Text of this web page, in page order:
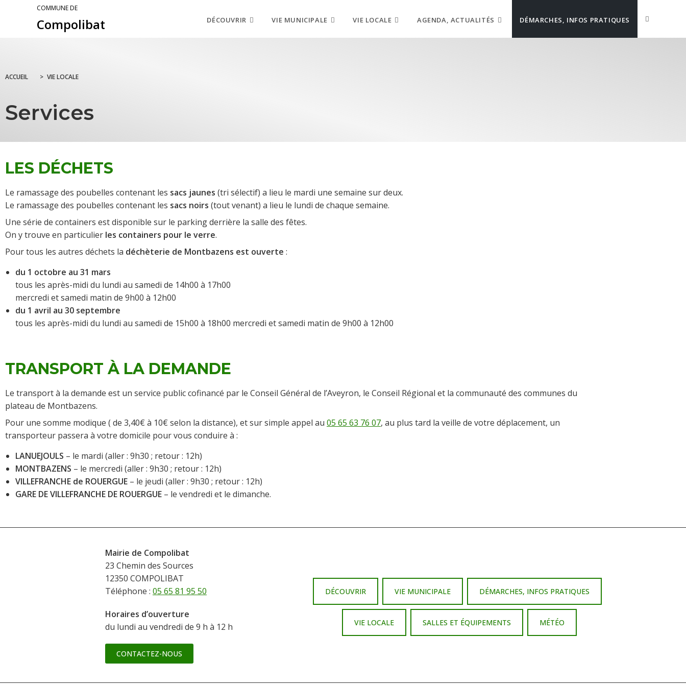
COMMUNE DE
Compolibat DÉCOUVRIR VIE MUNICIPALE VIE LOCALE AGENDA, ACTUALITÉS DÉMARCHES, INFOS PRATIQUES
ACCUEIL > VIE LOCALE
Services
LES DÉCHETS
Le ramassage des poubelles contenant les sacs jaunes (tri sélectif) a lieu le mardi une semaine sur deux.
Le ramassage des poubelles contenant les sacs noirs (tout venant) a lieu le lundi de chaque semaine.
Une série de containers est disponible sur le parking derrière la salle des fêtes.
On y trouve en particulier les containers pour le verre.
Pour tous les autres déchets la déchèterie de Montbazens est ouverte :
du 1 octobre au 31 mars
tous les après-midi du lundi au samedi de 14h00 à 17h00
mercredi et samedi matin de 9h00 à 12h00
du 1 avril au 30 septembre
tous les après-midi du lundi au samedi de 15h00 à 18h00 mercredi et samedi matin de 9h00 à 12h00
TRANSPORT À LA DEMANDE
Le transport à la demande est un service public cofinancé par le Conseil Général de l’Aveyron, le Conseil Régional et la communauté des communes du
plateau de Montbazens.
Pour une somme modique ( de 3,40€ à 10€ selon la distance), et sur simple appel au 05 65 63 76 07, au plus tard la veille de votre déplacement, un
transporteur passera à votre domicile pour vous conduire à :
LANUEJOULS – le mardi (aller : 9h30 ; retour : 12h)
MONTBAZENS – le mercredi (aller : 9h30 ; retour : 12h)
VILLEFRANCHE de ROUERGUE – le jeudi (aller : 9h30 ; retour : 12h)
GARE DE VILLEFRANCHE DE ROUERGUE – le vendredi et le dimanche.
Mairie de Compolibat
23 Chemin des Sources
12350 COMPOLIBAT
Téléphone : 05 65 81 95 50
Horaires d’ouverture
du lundi au vendredi de 9 h à 12 h
CONTACTEZ-NOUS
DÉCOUVRIR VIE MUNICIPALE DÉMARCHES, INFOS PRATIQUES
VIE LOCALE SALLES ET ÉQUIPEMENTS MÉTÉO